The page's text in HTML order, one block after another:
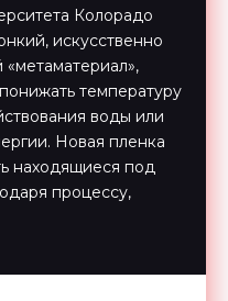
Колорадо
искусственно
температуру
воды или
Новая пленка
находящиеся под
процессу,